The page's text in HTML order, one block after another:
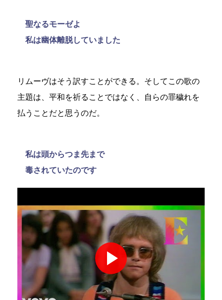
聖なるモーゼよ
私は幽体離脱していました
リムーヴはそう訳すことができる。そしてこの歌の
主題は、平和を祈ることではなく、自らの罪穢れを
払うことだと思うのだ。
私は頭からつま先まで
毒されていたのです